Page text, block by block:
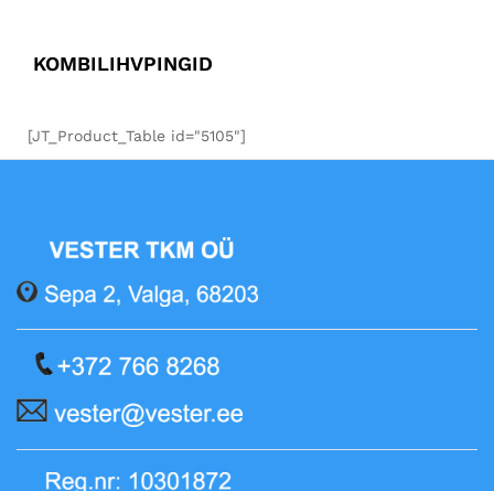
KOMBILIHVPINGID
[JT_Product_Table id="5105"]